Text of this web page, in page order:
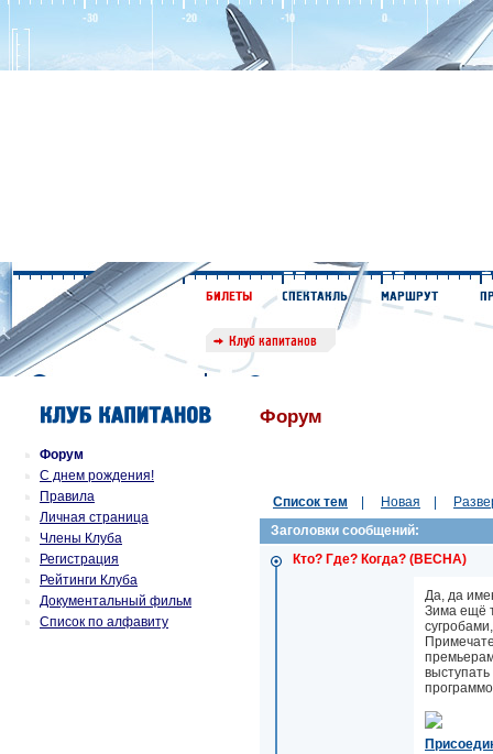
Форум
С днем рождения!
Правила
Личная страница
Члены Клуба
Регистрация
Рейтинги Клуба
Документальный фильм
Список по алфавиту
Форум
Список тем Новая
Заголовки сообщений:
Кто? Где? Когда? (ВЕСНА)
Да, да
Зима ещё